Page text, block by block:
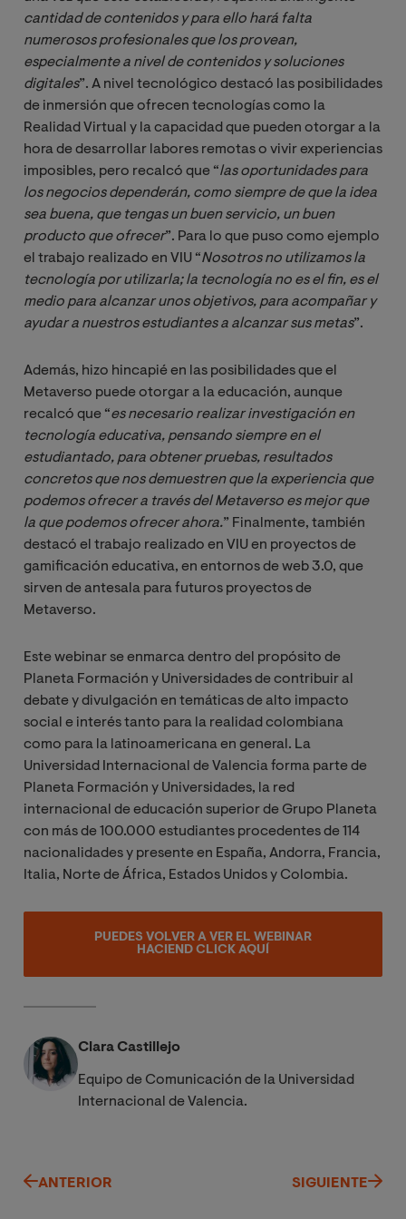
cantidad de contenidos y para ello hará falta
numerosos profesionales que los provean,
especialmente a nivel de contenidos y soluciones
digitales”. A nivel tecnológico destacó las posibilidades
de inmersión que ofrecen tecnologías como la
Realidad Virtual y la capacidad que pueden otorgar a la
hora de desarrollar labores remotas o vivir experiencias
imposibles, pero recalcó que “las oportunidades para
los negocios dependerán, como siempre de que la idea
sea buena, que tengas un buen servicio, un buen
producto que ofrecer”. Para lo que puso como ejemplo
el trabajo realizado en VIU “Nosotros no utilizamos la
tecnología por utilizarla; la tecnología no es el fin, es el
medio para alcanzar unos objetivos, para acompañar y
ayudar a nuestros estudiantes a alcanzar sus metas”.
Además, hizo hincapié en las posibilidades que el
Metaverso puede otorgar a la educación, aunque
recalcó que “es necesario realizar investigación en
tecnología educativa, pensando siempre en el
estudiantado, para obtener pruebas, resultados
concretos que nos demuestren que la experiencia que
podemos ofrecer a través del Metaverso es mejor que
la que podemos ofrecer ahora.” Finalmente, también
destacó el trabajo realizado en VIU en proyectos de
gamificación educativa, en entornos de web 3.0, que
sirven de antesala para futuros proyectos de
Metaverso.
Este webinar se enmarca dentro del propósito de
Planeta Formación y Universidades de contribuir al
debate y divulgación en temáticas de alto impacto
social e interés tanto para la realidad colombiana
como para la latinoamericana en general. La
Universidad Internacional de Valencia forma parte de
Planeta Formación y Universidades, la red
internacional de educación superior de Grupo Planeta
con más de 100.000 estudiantes procedentes de 114
nacionalidades y presente en España, Andorra, Francia,
Italia, Norte de África, Estados Unidos y Colombia.
PUEDES VOLVER A VER EL WEBINAR
HACIEND CLICK AQUÍ
Clara Castillejo
Equipo de Comunicación de la Universidad
Internacional de Valencia.
ANTERIOR SIGUIENTE